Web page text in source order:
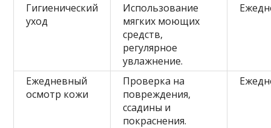
Гигиенический
уход
Использование
мягких моющих
средств,
регулярное
увлажнение.
Ежедневный
осмотр кожи
Проверка на
повреждения,
ссадины и
покраснения.